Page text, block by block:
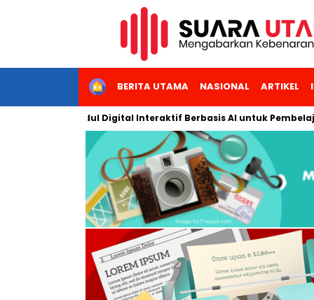
HOMEBERITA UTAMA NASIONAL ARTIKEL
Modul Digital Interaktif Berbasis AI untuk Pembelajaran